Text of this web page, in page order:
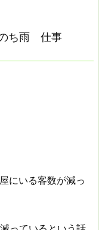
のち雨 仕事
にいる客数が減っ